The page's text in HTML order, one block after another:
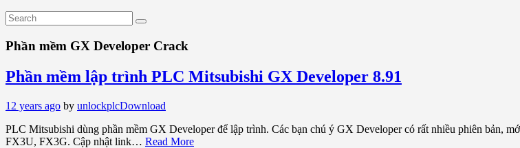
Phần mềm GX Developer Crack
Phần mềm lập trình PLC Mitsubishi GX Developer 8.91
12 years ago by unlockplcDownload
PLC Mitsubishi dùng phần mềm GX Developer để lập trình. Các bạn chú ý GX Developer có rất nhiều phiên bản,
FX3U, FX3G. Cập nhật link… Read More